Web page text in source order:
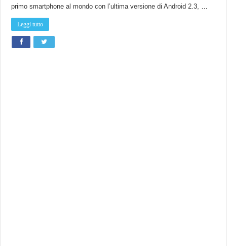
primo smartphone al mondo con l’ultima versione di Android 2.3, …
Leggi tutto